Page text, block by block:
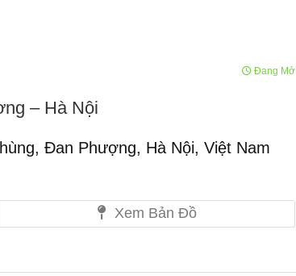
Đang Mở
– Hà Nội
Đan Phượng, Hà Nội, Việt Nam
Xem Bản Đồ